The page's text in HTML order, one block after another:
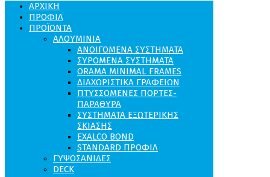
ΑΡΧΙΚΗ
ΠΡΟΦΙΛ
ΠΡΟΪΟΝΤΑ
ΑΛΟΥΜΙΝΙΑ
ΑΝΟΙΓΌΜΕΝΑ ΣΥΣΤΉΜΑΤΑ
ΣΥΡΌΜΕΝΑ ΣΥΣΤΉΜΑΤΑ
ORAMA MINIMAL FRAMES
ΔΙΑΧΩΡΙΣΤΙΚΆ ΓΡΑΦΕΊΩΝ
ΠΤΥΣΣΌΜΕΝΕΣ ΠΌΡΤΕΣ-
ΠΑΡΆΘΥΡΑ
ΣΥΣΤΉΜΑΤΑ ΕΞΩΤΕΡΙΚΉΣ
ΣΚΊΑΣΗΣ
EXALCO BOND
STANDARD ΠΡΟΦΊΛ
ΓΥΨΟΣΑΝΙΔΕΣ
DECK